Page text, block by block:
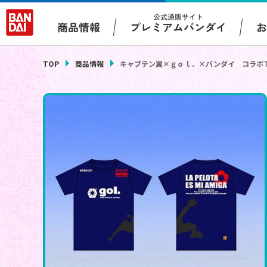
商品情報
公式通販サイト
プレミアムバンダイ
TOP 商品情報 キャプテン翼×ｇｏｌ．×バンダイ コラボ